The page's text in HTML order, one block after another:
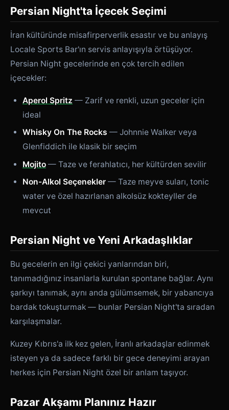
Persian Night'ta İçecek Seçimi
İran kültüründe misafirperverlik esastır ve bu anlayış
Locale Sports Bar'ın servis anlayışıyla örtüşüyor.
Persian Night gecelerinde en çok tercih edilen
içecekler:
Aperol Spritz — Zarif ve renkli, uzun geceler için
ideal
Whisky On The Rocks — Johnnie Walker veya
Glenfiddich ile klasik bir seçim
Mojito — Taze ve ferahlatıcı, her kültürden sevilir
Non-Alkol Seçenekler — Taze meyve suları, tonic
water ve özel hazırlanan alkolsüz kokteyller de
mevcut
Persian Night ve Yeni Arkadaşlıklar
Bu gecelerin en ilgi çekici yanlarından biri,
tanımadığınız insanlarla kurulan spontane bağlar. Aynı
şarkıyı tanımak, aynı anda gülümsemek, bir yabancıya
bardak tokuşturmak — bunlar Persian Night'ta sıradan
karşılaşmalar.
Kuzey Kıbrıs'a ilk kez gelen, İranlı arkadaşlar edinmek
isteyen ya da sadece farklı bir gece deneyimi arayan
herkes için Persian Night özel bir anlam taşıyor.
Pazar Akşamı Planınız Hazır